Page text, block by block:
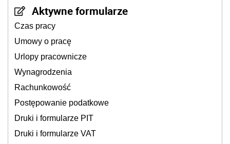
Aktywne formularze
Czas pracy
Umowy o pracę
Urlopy pracownicze
Wynagrodzenia
Rachunkowość
Postępowanie podatkowe
Druki i formularze PIT
Druki i formularze VAT